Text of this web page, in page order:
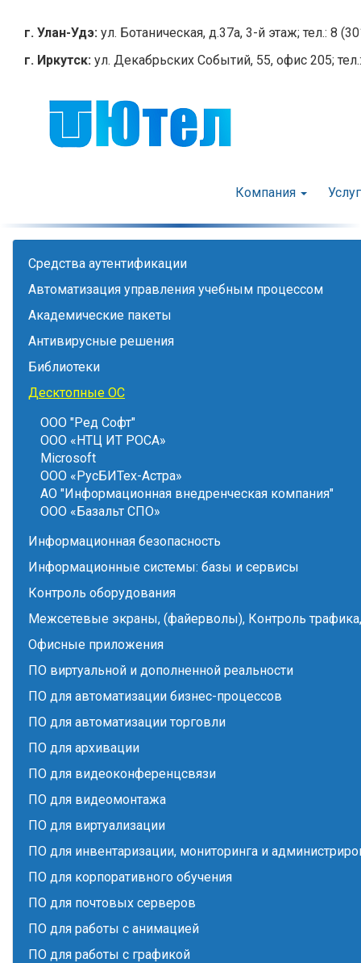
содержанию
г. Улан-Удэ: ул. Ботаническая, д.37а, 3-й этаж; тел.: 8
г. Иркутск: ул. Декабрьских Событий, 55, офис 205;
Компания
Cредства аутентификации
Автоматизация управления учебным процессом
Академические пакеты
Антивирусные решения
Библиотеки
Десктопные ОС
ООО "Ред Софт"
ООО «НТЦ ИТ РОСА»
Microsoft
ООО «РусБИТех-Астра»
АО "Информационная внедренческая компания"
ООО «Базальт СПО»
Информационная безопасность
Информационные системы: базы и сервисы
Контроль оборудования
Межсетевые экраны, (файерволы), Контроль
Офисные приложения
ПО виртуальной и дополненной реальности
ПО для автоматизации бизнес-процессов
ПО для автоматизации торговли
ПО для архивации
ПО для видеоконференцсвязи
ПО для видеомонтажа
ПО для виртуализации
ПО для инвентаризации, мониторинга и
ПО для корпоративного обучения
ПО для почтовых серверов
ПО для работы с анимацией
ПО для работы с графикой